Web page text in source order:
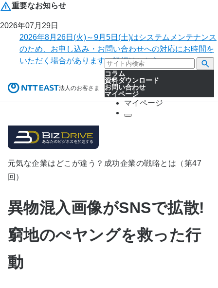
重要なお知らせ
2026年07月29日
2026年8月26日(火)～9月5日(土)はシステムメンテナンス
のため、お申し込み・お問い合わせへの対応にお時間を
いただく場合があります。詳細はこちら。
法人のお客さま
コラム
資料ダウンロード
お問い合わせ
マイページ
マイページ
元気な企業はどこが違う？成功企業の戦略とは（第47
回）
異物混入画像がSNSで拡散!
窮地のぺヤングを救った行
動